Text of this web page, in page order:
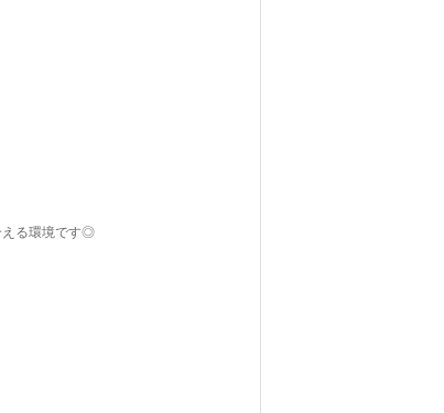
える環境です◎